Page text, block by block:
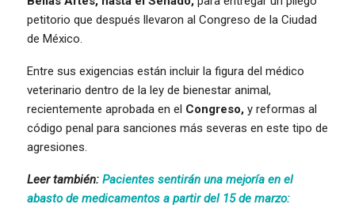
petitorio que después llevaron al Congreso de la Ciudad
de México.
Entre sus exigencias están incluir la figura del médico
veterinario dentro de la ley de bienestar animal,
recientemente aprobada en el Congreso, y reformas al
código penal para sanciones más severas en este tipo de
agresiones.
Leer también: Pacientes sentirán una mejoría en el
abasto de medicamentos a partir del 15 de marzo: